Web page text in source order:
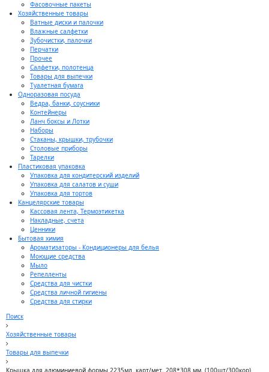
Фасовочные пакеты
Хозяйственные товары
Ватные диски и палочки
Влажные салфетки
Зубочистки, палочки
Перчатки
Прочее
Салфетки, полотенца
Товары для выпечки
Туалетная бумага
Одноразовая посуда
Ведра, банки, соусники
Контейнеры
Ланч боксы и Лотки
Наборы
Стаканы, крышки, трубочки
Столовые приборы
Тарелки
Пластиковая упаковка
Упаковка для кондитерский изделий
Упаковка для салатов и суши
Упаковка для тортов
Канцелярские товары
Кассовая лента, Термоэтикетка
Накладные, счета
Ценники
Бытовая химия
Ароматизаторы - Кондиционеры для белья
Моющие средства
Мыло
Репелленты
Средства для чистки
Средства личной гигиены
Средства для стирки
Поиск
Хозяйственные товары
Товары для выпечки
Крышка для алюминиевой формы 2235мл. карт/мет. 208*308 мм. (100шт/300кор)